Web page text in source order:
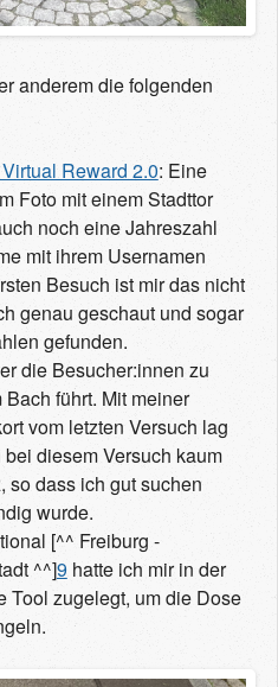
anderem die folgenden
Reward 2.0: Eine
Foto mit einem Stadttor
noch eine Jahreszahl
mit ihrem Usernamen
Besuch ist mir das nicht
genau geschaut und sogar
gefunden.
die Besucher:innen zu
führt. Mit meiner
vom letzten Versuch lag
diesem Versuch kaum
so dass ich gut suchen
wurde.
[^^ Freiburg -
^^]9 hatte ich mir in der
Tool zugelegt, um die Dose